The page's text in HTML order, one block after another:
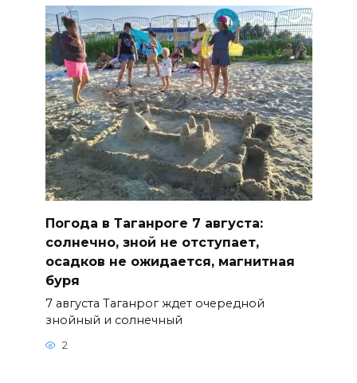
Погода в Таганроге 7 августа:
солнечно, зной не отступает,
осадков не ожидается, магнитная
буря
7 августа Таганрог ждет очередной
знойный и солнечный
2